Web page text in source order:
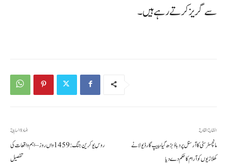
سے گریز کرتے رہے ہیں۔
المادة السابقة
روس یوکرین جنگ: 1459 واں روز – اہم واقعات کی
تفصیل
المقالة القادمة
مانچسٹر سٹی کا آرسنل پر دباؤ بڑھ گیا، پیپ گارڈیولا نے
کھلاڑیوں کو آرام کا حکم دے دیا